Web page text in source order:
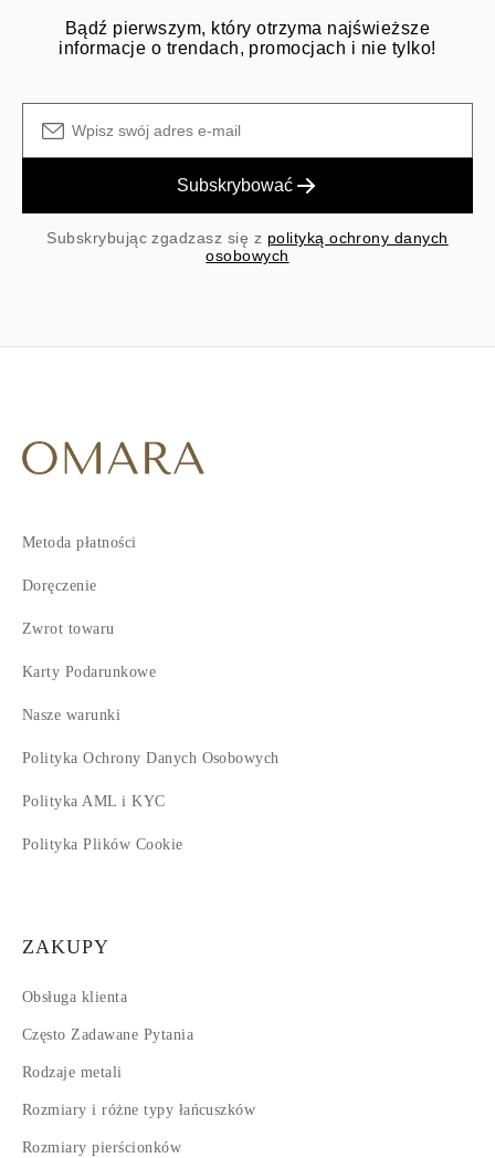
Bądź pierwszym, który otrzyma najświeższe
informacje o trendach, promocjach i nie tylko!
Subskrybować
Subskrybując zgadzasz się z polityką ochrony danych
osobowych
Metoda płatności
Doręczenie
Zwrot towaru
Karty Podarunkowe
Nasze warunki
Polityka Ochrony Danych Osobowych
Polityka AML i KYC
Polityka Plików Cookie
ZAKUPY
Obsługa klienta
Często Zadawane Pytania
Rodzaje metali
Rozmiary i różne typy łańcuszków
Rozmiary pierścionków